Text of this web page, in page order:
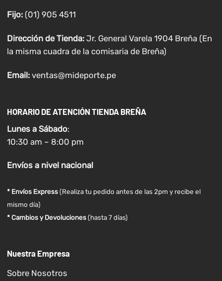
Fijo:(01) 905 4511
Dirección de Tienda: Jr. General Varela 1904 Breña (En
la misma cuadra de la comisaria de Breña)
Email: ventas@mideporte.pe
HORARIO DE ATENCIÓN TIENDA BREÑA
Lunes a Sábado:
10:30 am – 8:00 pm
Envíosa nivel nacional
* Envíos Express(Realiza tu pedido antes de las 2pm y recibe el
mismo día)
* Cambios y Devoluciones (hasta 7 días)
Nuestra Empresa
Sobre Nosotros